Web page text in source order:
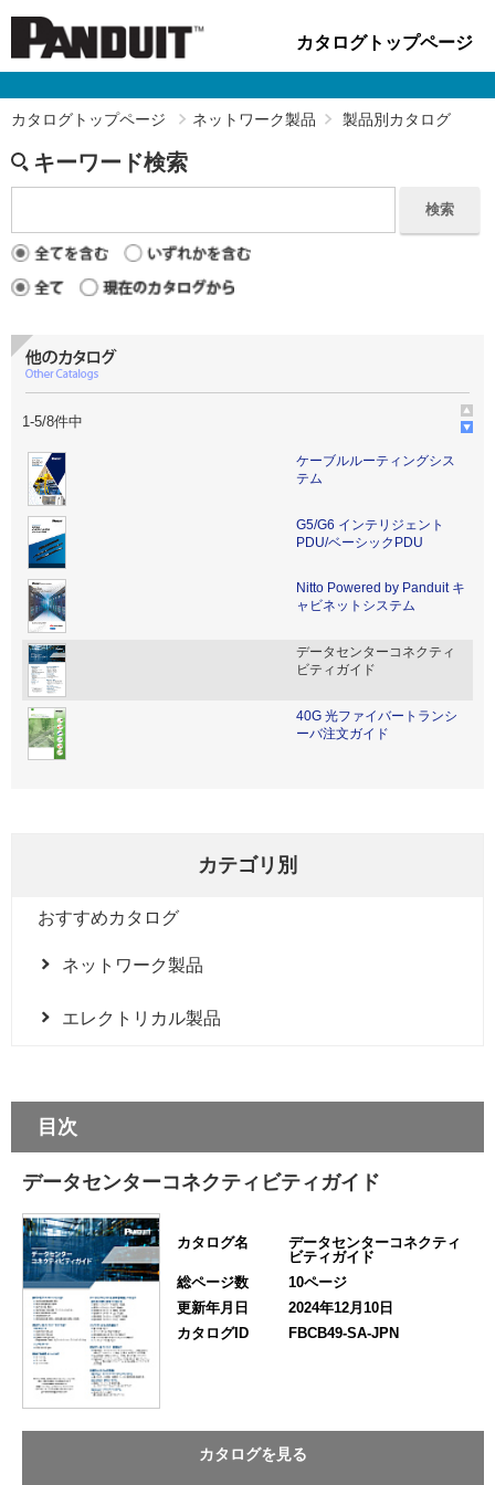
カタログトップページ
目次
データセンターコネクティビティガイド
カタログ名
データセンターコネクティ
ビティガイド
総ページ数
10ページ
更新年月日
2024年12月10日
カタログID
FBCB49-SA-JPN
カタログを見る
カタログトップページ ネットワーク製品 製品別カタログ
キーワード検索
検索
1-5/8件中
ケーブルルーティングシス
テム
G5/G6 インテリジェント
PDU/ベーシックPDU
Nitto Powered by Panduit キ
ャビネットシステム
データセンターコネクティ
ビティガイド
40G 光ファイバートランシ
ーバ注文ガイド
カテゴリ別
おすすめカタログ
ネットワーク製品
エレクトリカル製品